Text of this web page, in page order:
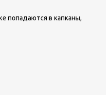
попадаются в капканы,